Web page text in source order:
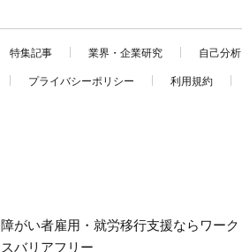
特集記事 業界・企業研究 自己分析
プライバシーポリシー 利用規約
障がい者雇用・就労移行支援ならワーク
スバリアフリー